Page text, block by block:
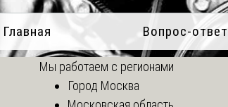
Главная Вопрос-ответ
Мы работаем с регионами
Город Москва